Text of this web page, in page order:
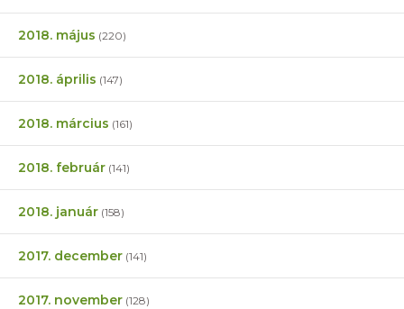
2018. május (220)
2018. április (147)
2018. március (161)
2018. február (141)
2018. január (158)
2017. december (141)
2017. november (128)